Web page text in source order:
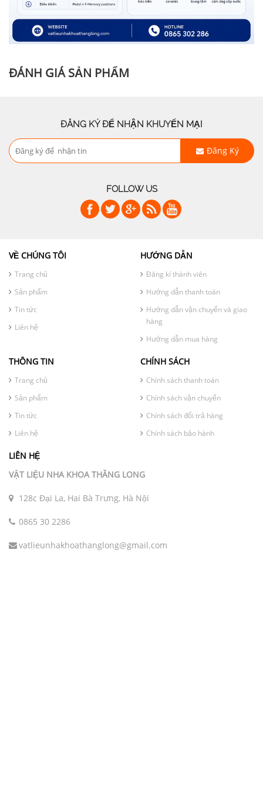
ĐÁNH GIÁ SẢN PHẨM
ĐĂNG KÝ ĐỂ NHẬN KHUYẾN MẠI
Đăng Ký
FOLLOW US
VỀ CHÚNG TÔI
Trang chủ
Sản phẩm
Tin tức
Liên hệ
HƯỚNG DẪN
Đăng kí thành viên
Hướng dẫn thanh toán
Hướng dẫn vận chuyển và giao
hàng
Hướng dẫn mua hàng
THÔNG TIN
Trang chủ
Sản phẩm
Tin tức
Liên hệ
CHÍNH SÁCH
Chính sách thanh toán
Chính sách vận chuyển
Chính sách đổi trả hàng
Chính sách bảo hành
LIÊN HỆ
VẬT LIỆU NHA KHOA THĂNG LONG
128c Đại La, Hai Bà Trưng, Hà Nội
0865 30 2286
vatlieunhakhoathanglong@gmail.com